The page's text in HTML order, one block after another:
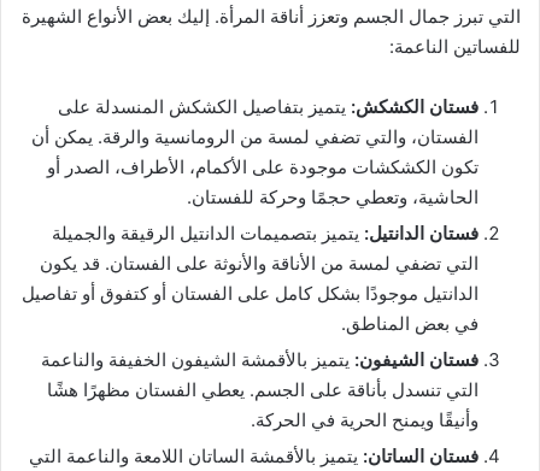
التي تبرز جمال الجسم وتعزز أناقة المرأة. إليك بعض الأنواع الشهيرة
للفساتين الناعمة:
فستان الكشكش: يتميز بتفاصيل الكشكش المنسدلة على
الفستان، والتي تضفي لمسة من الرومانسية والرقة. يمكن أن
تكون الكشكشات موجودة على الأكمام، الأطراف، الصدر أو
الحاشية، وتعطي حجمًا وحركة للفستان.
فستان الدانتيل: يتميز بتصميمات الدانتيل الرقيقة والجميلة
التي تضفي لمسة من الأناقة والأنوثة على الفستان. قد يكون
الدانتيل موجودًا بشكل كامل على الفستان أو كتفوق أو تفاصيل
في بعض المناطق.
فستان الشيفون: يتميز بالأقمشة الشيفون الخفيفة والناعمة
التي تنسدل بأناقة على الجسم. يعطي الفستان مظهرًا هشًا
وأنيقًا ويمنح الحرية في الحركة.
فستان الساتان: يتميز بالأقمشة الساتان اللامعة والناعمة التي